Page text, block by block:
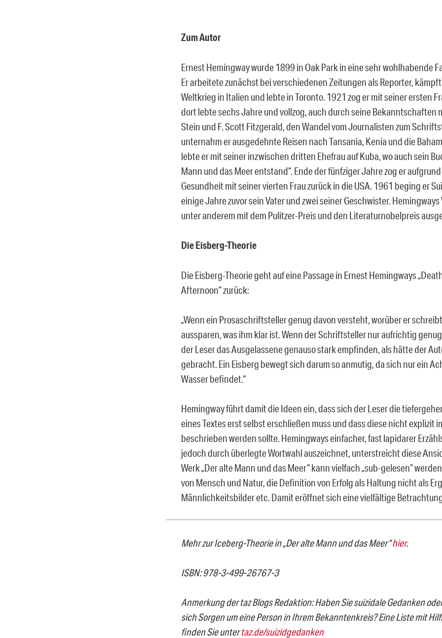
Zum Autor
Ernest Hemingway wurde 1899 in Oak Park in eine sehr wohlhabende
Er arbeitete zunächst bei verschiedenen Zeitungen als Reporter,
Weltkrieg in Italien und lebte in Toronto. 1921 zog er mit seiner ersten
dort lebte sechs Jahre und vollzog, auch durch seine Bekanntschaften
Stein und F. Scott Fitzgerald, den Wandel vom Journalisten zum
unternahm er ausgedehnte Reisen nach Tansania, Kenia und die
lebte er mit seiner inzwischen dritten Ehefrau auf Kuba, wo auch sein
Mann und das Meer entstand“. Ende der fünfziger Jahre zog er
Gesundheit mit seiner vierten Frau zurück in die USA. 1961 beging er
einige Jahre zuvor sein Vater und zwei seiner Geschwister.
unter anderem mit dem Pulitzer-Preis und den Literaturnobelpreis
Die Eisberg-Theorie
Die Eisberg-Theorie geht auf eine Passage in Ernest Hemingways
Afternoon“ zurück:
„Wenn ein Prosaschriftsteller genug davon versteht, worüber er
aussparen, was ihm klar ist. Wenn der Schriftsteller nur aufrichtig
der Leser das Ausgelassene genauso stark empfinden, als hätte der
gebracht. Ein Eisberg bewegt sich darum so anmutig, da sich nur ein
Wasser befindet.“
Hemingway führt damit die Ideen ein, dass sich der Leser die
eines Textes erst selbst erschließen muss und dass diese nicht explizit
beschrieben werden sollte. Hemingways einfacher, fast lapidarer
jedoch durch überlegte Wortwahl auszeichnet, unterstreicht diese
Werk „Der alte Mann und das Meer“ kann vielfach „sub-gelesen“
von Mensch und Natur, die Definition von Erfolg als Haltung nicht als
Männlichkeitsbilder etc. Damit eröffnet sich eine vielfältige
Mehr zur Iceberg-Theorie in „Der alte Mann und das Meer“hier.
ISBN: 978-3-499-26767-3
Anmerkung der taz Blogs Redaktion: Haben Sie suizidale Gedanken
sich Sorgen um eine Person in Ihrem Bekanntenkreis? Eine Liste mit
finden Sie untertaz.de/suizidgedanken